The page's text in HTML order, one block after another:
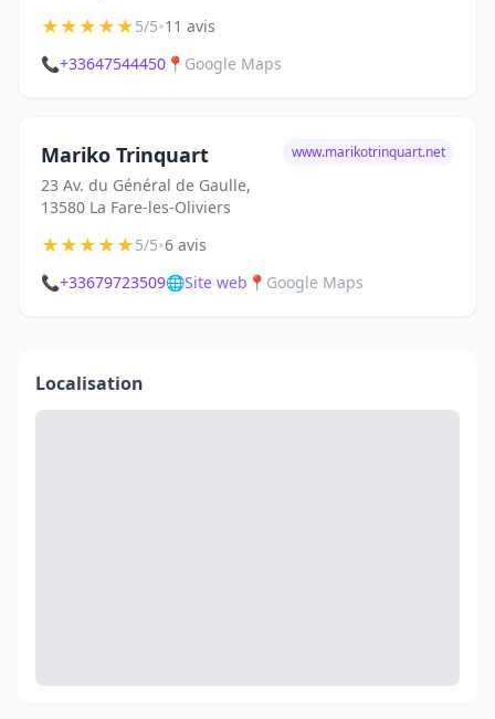
★★★★★5/5•11 avis
📞+33647544450 📍 Google Maps
Mariko Trinquart
23 Av. du Général de Gaulle,
13580 La Fare-les-Oliviers
www.marikotrinquart.net
★★★★★5/5•6 avis
📞+33679723509🌐Site web 📍 Google Maps
Localisation